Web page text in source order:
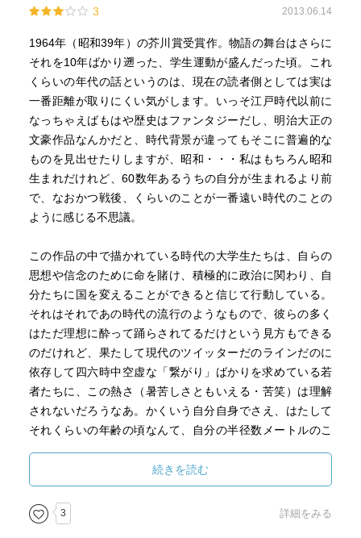
ね、と。文芸作品の賞味期限について、想わないでもな
・本作で唯一いいなと思ったのは、実は仕込まれているミ
ステリ。冒頭で、少女の自殺が云々、と言っておいて、
あ、節子死ぬのかなと思わせておいて、実はミスリーディ
ングだった。また、いま現在目の前にいない人がキーマン
になっている、というのも、記述が現在と過去を行き来す
る中で浮かび上がるミステリ。
・が、結局は、まあ、ムカシのオトコが屈託です、とか、
ムカシのオンナの自殺がわだかまりです、とか、……うー
ん結局はヤってヤられて気持ちよくなった挙句の、甘々な
苦悩に過ぎないんじゃないすか、と底の浅さを感じてしま
れるが、ゆってもセックスとカネでいい目を見た側の牧歌
的な回想じゃん、と、郷愁そのものが、いまや腐臭を放っ
ている。と思ってしまう。
・「されど」受容史をまとめれば面白そう。
3 2013.06.14
1964年（昭和39年）の芥川賞受賞作。物語の舞台はさらに
それを10年ばかり遡った、学生運動が盛んだった頃。これ
くらいの年代の話というのは、現在の読者側としては実は
一番距離が取りにくい気がします。いっそ江戸時代以前に
なっちゃえばもはや歴史はファンタジーだし、明治大正の
文豪作品なんかだと、時代背景が違ってもそこに普遍的な
ものを見出せたりしますが、昭和・・・私はもちろん昭和
生まれだけれど、60数年あるうちの自分が生まれるより前
で、なおかつ戦後、くらいのことが一番遠い時代のことの
ように感じる不思議。
この作品の中で描かれている時代の大学生たちは、自らの
思想や信念のために命を賭け、積極的に政治に関わり、自
分たちに国を変えることができると信じて行動している。
それはそれであの時代の流行のようなもので、彼らの多く
はただ理想に酔って踊らされてるだけという見方もできる
のだけれど、果たして現代のツイッターだのラインだのに
依存して四六時中空虚な「繋がり」ばかりを求めている若
者たちに、この熱さ（暑苦しさともいえる・苦笑）は理解
されないだろうなあ。かくいう自分自身でさえ、はたして
それくらいの年齢の頃なんて、自分の半径数メートルのこ
作中に３通の手紙が出てくるのですが、そのうち２通は遺
書、３通目は遺書でこそないものの書いた本人は自殺しそ
続きを読む
3 詳細をみる